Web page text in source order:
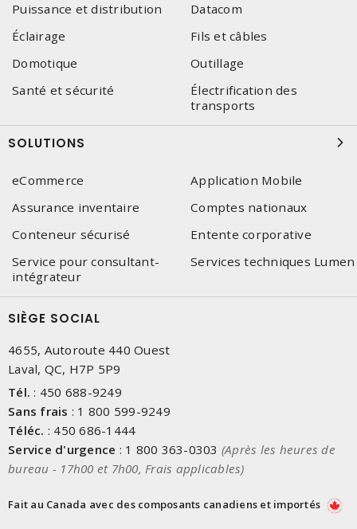
Puissance et distribution
Datacom
Éclairage
Fils et câbles
Domotique
Outillage
Santé et sécurité
Électrification des
transports
SOLUTIONS
eCommerce
Application Mobile
Assurance inventaire
Comptes nationaux
Conteneur sécurisé
Entente corporative
Service pour consultant-
intégrateur
Services techniques Lumen
SIÈGE SOCIAL
4655, Autoroute 440 Ouest
Laval, QC, H7P 5P9
Tél. : 450 688-9249
Sans frais : 1 800 599-9249
Téléc. : 450 686-1444
Service d'urgence : 1 800 363-0303 (Après les heures de
bureau - 17h00 et 7h00, Frais applicables)
Fait au Canada avec des composants canadiens et importés